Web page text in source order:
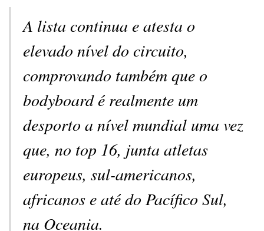
A lista continua e atesta o
elevado nível do circuito,
comprovando também que o
bodyboard é realmente um
desporto a nível mundial uma vez
que, no top 16, junta atletas
europeus, sul-americanos,
africanos e até do Pacífico Sul,
na Oceania.